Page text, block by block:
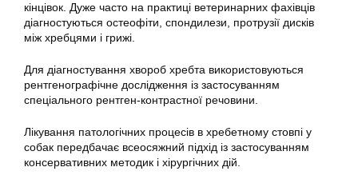
кінцівок. Дуже часто на практиці ветеринарних фахівців
діагностуються остеофіти, спондилези, протрузії дисків
між хребцями і грижі.
Для діагностування хвороб хребта використовуються
рентгенографічне дослідження із застосуванням
спеціального рентген-контрастної речовини.
Лікування патологічних процесів в хребетному стовпі у
собак передбачає всеосяжний підхід із застосуванням
консервативних методик і хірургічних дій.